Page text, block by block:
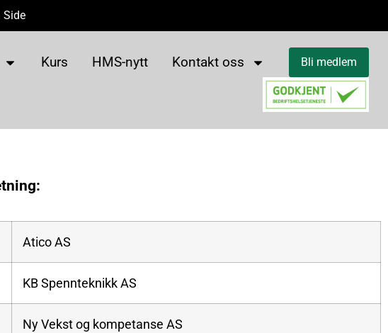
Side
Kurs HMS-nytt Kontakt oss Bli medlem
Atico AS
KB Spennteknikk AS
Ny Vekst og kompetanse AS